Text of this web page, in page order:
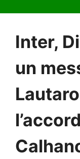
Inter,
un